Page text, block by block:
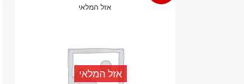
אזל המלאי
אזל המלאי